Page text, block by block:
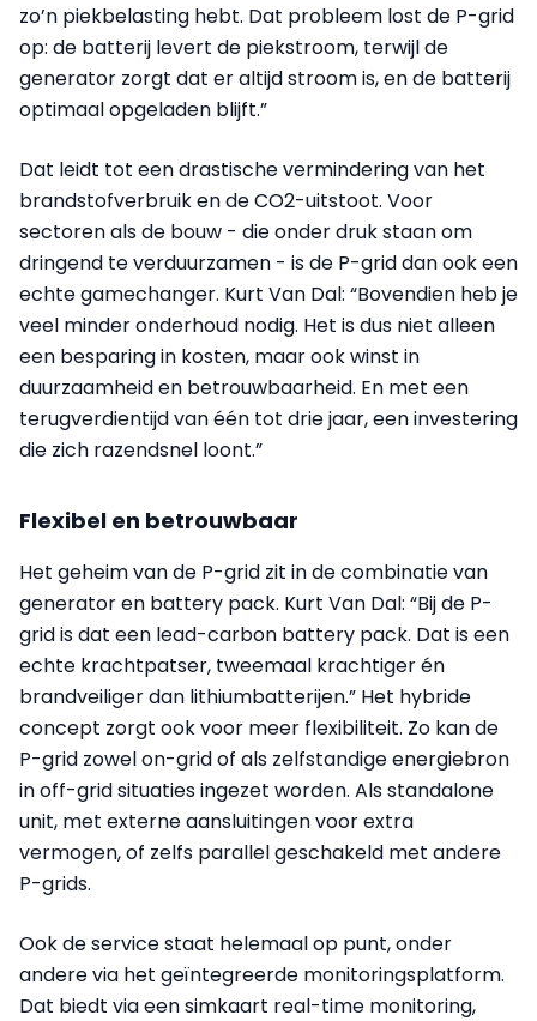
zo’n piekbelasting hebt. Dat probleem lost de P-grid
op: de batterij levert de piekstroom, terwijl de
generator zorgt dat er altijd stroom is, en de batterij
optimaal opgeladen blijft.”
Dat leidt tot een drastische vermindering van het
brandstofverbruik en de CO2-uitstoot. Voor
sectoren als de bouw - die onder druk staan om
dringend te verduurzamen - is de P-grid dan ook een
echte gamechanger. Kurt Van Dal: “Bovendien heb je
veel minder onderhoud nodig. Het is dus niet alleen
een besparing in kosten, maar ook winst in
duurzaamheid en betrouwbaarheid. En met een
terugverdientijd van één tot drie jaar, een investering
die zich razendsnel loont.”
Flexibel en betrouwbaar
Het geheim van de P-grid zit in de combinatie van
generator en battery pack. Kurt Van Dal: “Bij de P-
grid is dat een lead-carbon battery pack. Dat is een
echte krachtpatser, tweemaal krachtiger én
brandveiliger dan lithiumbatterijen.” Het hybride
concept zorgt ook voor meer flexibiliteit. Zo kan de
P-grid zowel on-grid of als zelfstandige energiebron
in off-grid situaties ingezet worden. Als standalone
unit, met externe aansluitingen voor extra
vermogen, of zelfs parallel geschakeld met andere
P-grids.
Ook de service staat helemaal op punt, onder
andere via het geïntegreerde monitoringsplatform.
Dat biedt via een simkaart real-time monitoring,